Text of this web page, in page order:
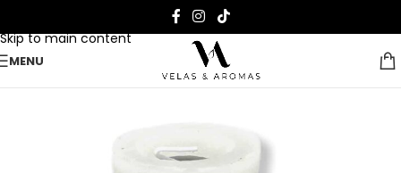
Skip to main content
MENU